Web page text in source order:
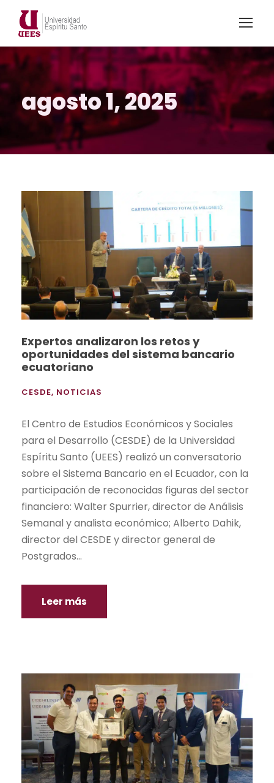
agosto 1, 2025
Expertos analizaron los retos y
oportunidades del sistema bancario
ecuatoriano
CESDE, NOTICIAS
El Centro de Estudios Económicos y Sociales
para el Desarrollo (CESDE) de la Universidad
Espíritu Santo (UEES) realizó un conversatorio
sobre el Sistema Bancario en el Ecuador, con la
participación de reconocidas figuras del sector
financiero: Walter Spurrier, director de Análisis
Semanal y analista económico; Alberto Dahik,
director del CESDE y director general de
Postgrados...
Leer más